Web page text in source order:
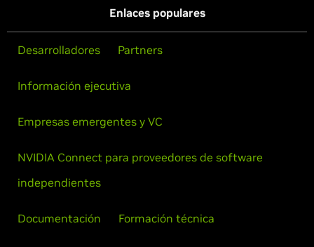
Enlaces populares
Desarrolladores Partners
Información ejecutiva
Empresas emergentes y VC
NVIDIA Connect para proveedores de software
independientes
Documentación Formación técnica